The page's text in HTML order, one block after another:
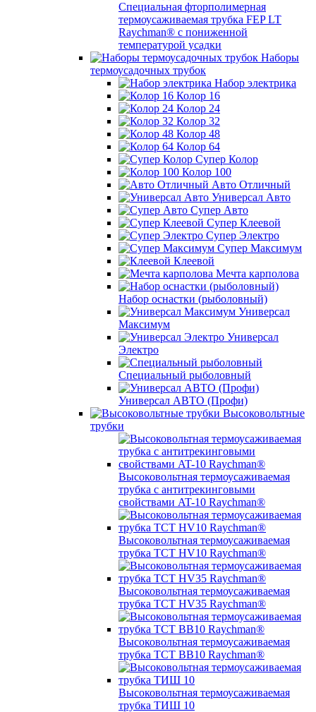
Специальная фторполимерная
термоусаживаемая трубка FEP LT
Raychman® с пониженной
температурой усадки
Наборы
термоусадочных трубок
Набор электрика
Колор 16
Колор 24
Колор 32
Колор 48
Колор 64
Супер Колор
Колор 100
Авто Отличный
Универсал Авто
Супер Авто
Супер Клеевой
Супер Электро
Супер Максимум
Клеевой
Мечта карполова
Набор оснастки (рыболовный)
Универсал
Максимум
Универсал
Электро
Специальный рыболовный
Универсал АВТО (Профи)
Высоковольтные
трубки
Высоковольтная термоусаживаемая
трубка с антитрекинговыми
свойствами AT-10 Raychman®
Высоковольтная термоусаживаемая
трубка TCT HV10 Raychman®
Высоковольтная термоусаживаемая
трубка TCT HV35 Raychman®
Высоковольтная термоусаживаемая
трубка TCT BB10 Raychman®
Высоковольтная термоусаживаемая
трубка ТИШ 10